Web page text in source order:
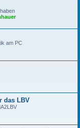
am PC
das LBV